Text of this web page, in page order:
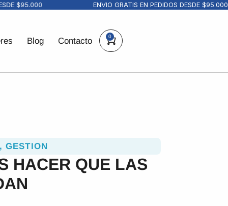
$95.000 ENVIO GRATIS EN PEDIDOS DESDE $95.000
Blog Contacto 0
,GESTION
HACER QUE LAS